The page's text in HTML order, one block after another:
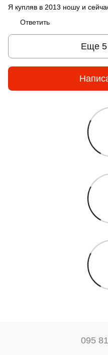
Я купляв в 2013 ношу и
Ответить
Еще 5
095